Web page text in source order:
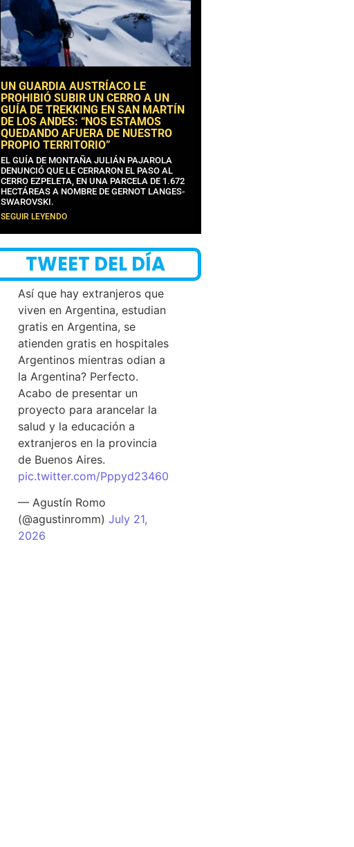
UN GUARDIA AUSTRÍACO LE
PROHIBIÓ SUBIR UN CERRO A UN
GUÍA DE TREKKING EN SAN MARTÍN
DE LOS ANDES: “NOS ESTAMOS
QUEDANDO AFUERA DE NUESTRO
PROPIO TERRITORIO”
EL GUÍA DE MONTAÑA JULIÁN PAJAROLA
DENUNCIÓ QUE LE CERRARON EL PASO AL
CERRO EZPELETA, EN UNA PARCELA DE 1.672
HECTÁREAS A NOMBRE DE GERNOT LANGES-
SWAROVSKI.
SEGUIR LEYENDO
TWEET DEL DÍA
Así que hay extranjeros que
viven en Argentina, estudian
gratis en Argentina, se
atienden gratis en hospitales
Argentinos mientras odian a
la Argentina? Perfecto.
Acabo de presentar un
proyecto para arancelar la
salud y la educación a
extranjeros en la provincia
de Buenos Aires.
pic.twitter.com/Pppyd23460
— Agustín Romo
(@agustinromm)July 21,
2026